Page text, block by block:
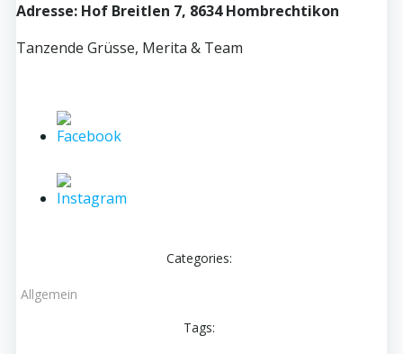
Adresse: Hof Breitlen 7, 8634 Hombrechtikon
Tanzende Grüsse, Merita & Team
Categories:
Allgemein
Tags: